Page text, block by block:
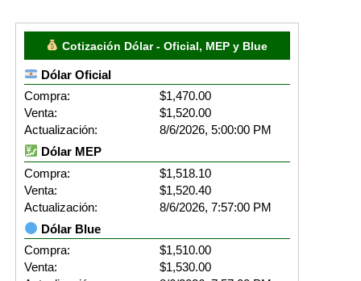
Cotización Dólar - Oficial, MEP y Blue
Dólar Oficial
Compra:
$1,470.00
Venta:
$1,520.00
Actualización:
8/6/2026, 5:00:00 PM
Dólar MEP
Compra:
$1,518.10
Venta:
$1,520.40
Actualización:
8/6/2026, 7:57:00 PM
Dólar Blue
Compra:
$1,510.00
Venta:
$1,530.00